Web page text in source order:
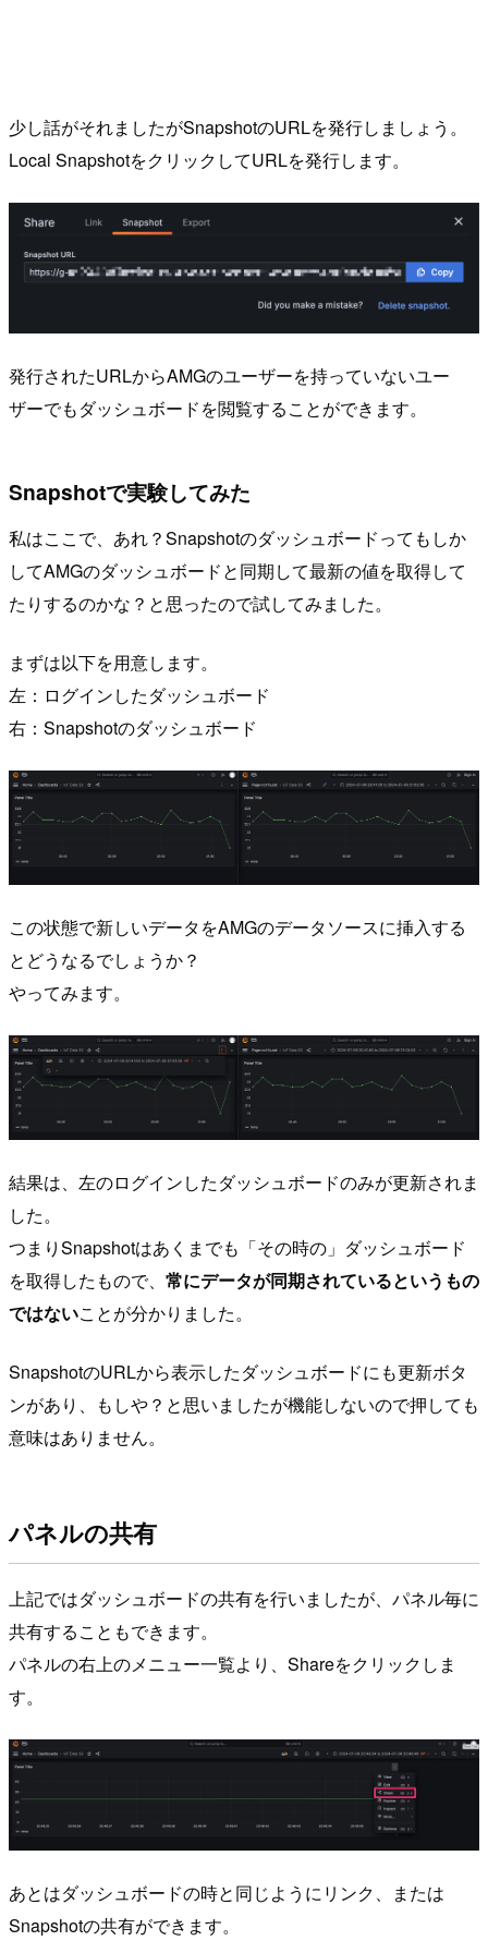
少し話がそれましたがSnapshotのURLを発行しましょう。
Local SnapshotをクリックしてURLを発行します。
発行されたURLからAMGのユーザーを持っていないユー
ザーでもダッシュボードを閲覧することができます。
Snapshotで実験してみた
私はここで、あれ？Snapshotのダッシュボードってもしか
してAMGのダッシュボードと同期して最新の値を取得して
たりするのかな？と思ったので試してみました。
まずは以下を用意します。
左：ログインしたダッシュボード
右：Snapshotのダッシュボード
この状態で新しいデータをAMGのデータソースに挿入する
とどうなるでしょうか？
やってみます。
結果は、左のログインしたダッシュボードのみが更新されま
した。
つまりSnapshotはあくまでも「その時の」ダッシュボード
を取得したもので、 常にデータが同期されているというもの
ではないことが分かりました。
SnapshotのURLから表示したダッシュボードにも更新ボタ
ンがあり、もしや？と思いましたが機能しないので押しても
意味はありません。
パネルの共有
上記ではダッシュボードの共有を行いましたが、パネル毎に
共有することもできます。
パネルの右上のメニュー一覧より、Shareをクリックしま
す。
あとはダッシュボードの時と同じようにリンク、または
Snapshotの共有ができます。